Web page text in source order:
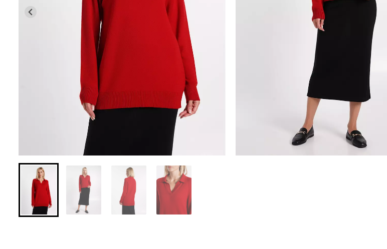
Безшовні легінси з
мікрофібри LEGGINGS 02
(чорний) Giulia
789 грн.
Безшовні легінси LEGGINGS
(чорний) Giulia
551 грн. 689 грн.
Безшовні бразиліана з
легкою корекцією BRASILIAN
SHAPEWEAR black (чорний)
369 грн.